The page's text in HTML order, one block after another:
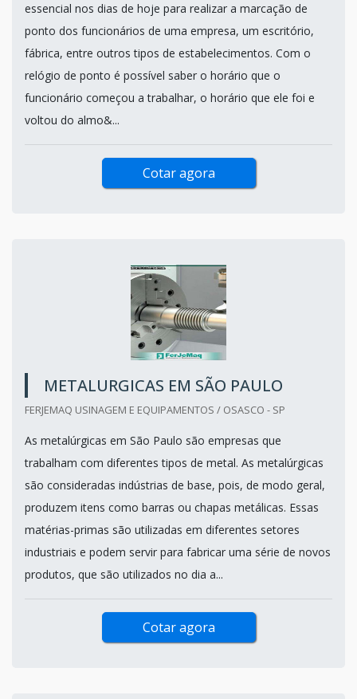
essencial nos dias de hoje para realizar a marcação de
ponto dos funcionários de uma empresa, um escritório,
fábrica, entre outros tipos de estabelecimentos. Com o
relógio de ponto é possível saber o horário que o
funcionário começou a trabalhar, o horário que ele foi e
voltou do almo&...
Cotar agora
METALURGICAS EM SÃO PAULO
FERJEMAQ USINAGEM E EQUIPAMENTOS / OSASCO - SP
As metalúrgicas em São Paulo são empresas que
trabalham com diferentes tipos de metal. As metalúrgicas
são consideradas indústrias de base, pois, de modo geral,
produzem itens como barras ou chapas metálicas. Essas
matérias-primas são utilizadas em diferentes setores
industriais e podem servir para fabricar uma série de novos
produtos, que são utilizados no dia a...
Cotar agora